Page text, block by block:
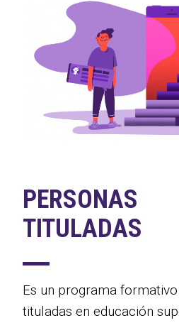
PERSONAS
TITULADAS
Es un programa
tituladas en educación